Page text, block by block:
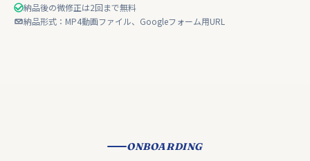
納品後の微修正は2回まで無料
納品形式：MP4動画ファイル、Googleフォーム用URL
ONBOARDING